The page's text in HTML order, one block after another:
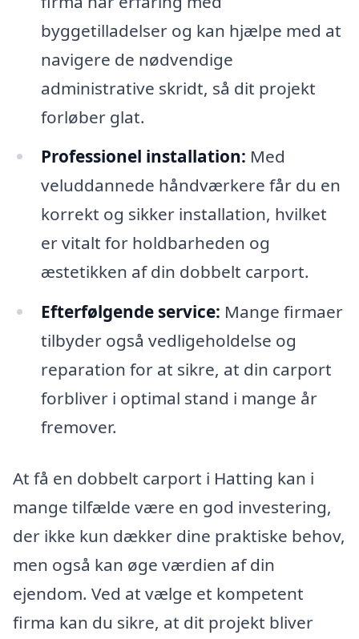
byggetilladelser og kan hjælpe med at
navigere de nødvendige
administrative skridt, så dit projekt
forløber glat.
Professionel installation: Med
veluddannede håndværkere får du en
korrekt og sikker installation, hvilket
er vitalt for holdbarheden og
æstetikken af din dobbelt carport.
Efterfølgende service: Mange firmaer
tilbyder også vedligeholdelse og
reparation for at sikre, at din carport
forbliver i optimal stand i mange år
fremover.
At få en dobbelt carport i Hatting kan i
mange tilfælde være en god investering,
der ikke kun dækker dine praktiske behov,
men også kan øge værdien af din
ejendom. Ved at vælge et kompetent
firma kan du sikre, at dit projekt bliver